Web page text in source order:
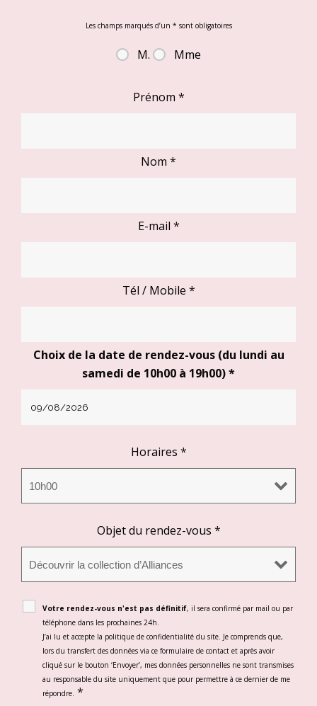
Les champs marqués d’un * sont obligatoires
M. Mme
Prénom *
Nom *
E-mail *
Tél / Mobile *
Choix de la date de rendez-vous (du lundi au
samedi de 10h00 à 19h00)*
Horaires *
Objet du rendez-vous *
Votre rendez-vous n'est pas définitif, il sera confirmé par mail ou par
téléphone dans les prochaines 24h.
J’ai lu et accepte la politique de confidentialité du site. Je comprends que,
lors du transfert des données via ce formulaire de contact et après avoir
cliqué sur le bouton ‘Envoyer’, mes données personnelles ne sont transmises
au responsable du site uniquement que pour permettre à ce dernier de me
répondre. *